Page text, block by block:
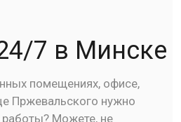
7 в Минске
помещениях, офисе,
Пржевальского нужно
Можете, не